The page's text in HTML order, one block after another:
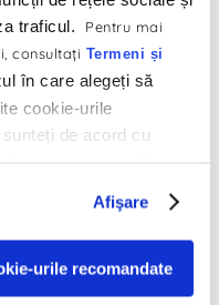
traficul.
Pentru mai
consultaţi Termeni și
în care alegeți să
cookie-urile
de acord cu
Afişare
urile recomandate
produse NanoCell sau
campanie vine în
de Back to school
a stat sub umbrela
Fii curios. LG AI
participanții cu un TV